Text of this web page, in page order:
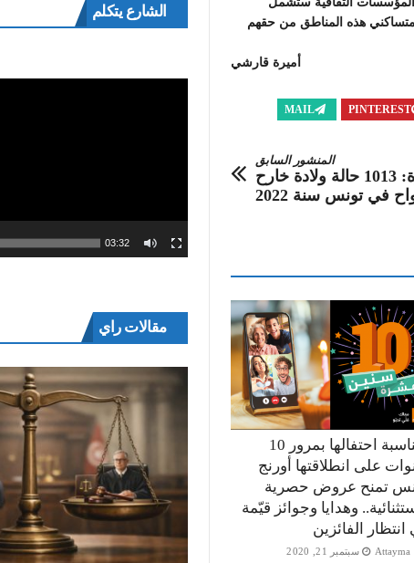
متساكني هذه المناطق من حقهم
أميرة قارشي
PINTEREST
MAIL
المنشور السابق
وزيرة الاسرة: 1013 حالة ولادة خارح
في تونس سنة 2022
بمناسبة احتفالها بمرور 10
على انطلاقتها أورنج
تمنح عروض حصرية
وهدايا وجوائز قيّمة
الفائزين
Attayma سبتمبر 21, 2020
الشارع يتكلممشغل
الفيديو
03:32
مقالات راي